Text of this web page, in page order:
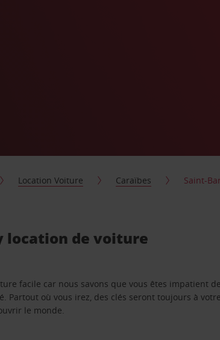
Location Voiture Caraïbes Saint-
location de voiture
facile car nous savons que vous êtes impatient de
Partout où vous irez, des clés seront toujours à votre
le monde.